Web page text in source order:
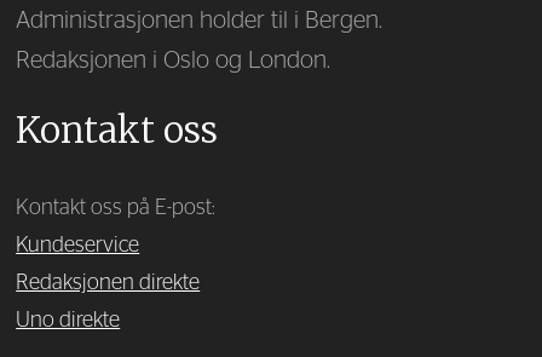
Administrasjonen holder til i Bergen.
Redaksjonen i Oslo og London.
Kontakt oss
Kontakt oss på E-post:
Kundeservice
Redaksjonen direkte
Uno direkte